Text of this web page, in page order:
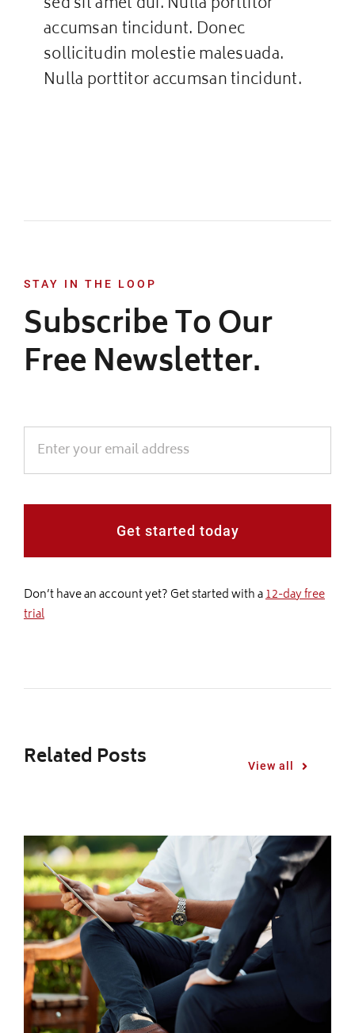
accumsan tincidunt. Donec
sollicitudin molestie malesuada.
Nulla porttitor accumsan tincidunt.
STAY IN THE LOOP
Subscribe To Our
Free Newsletter.
Get started today
Don’t have an account yet? Get started with a12-day free
trial
Related Posts View all